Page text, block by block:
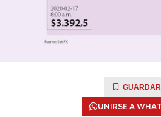
GUARDAR
UNIRSE A